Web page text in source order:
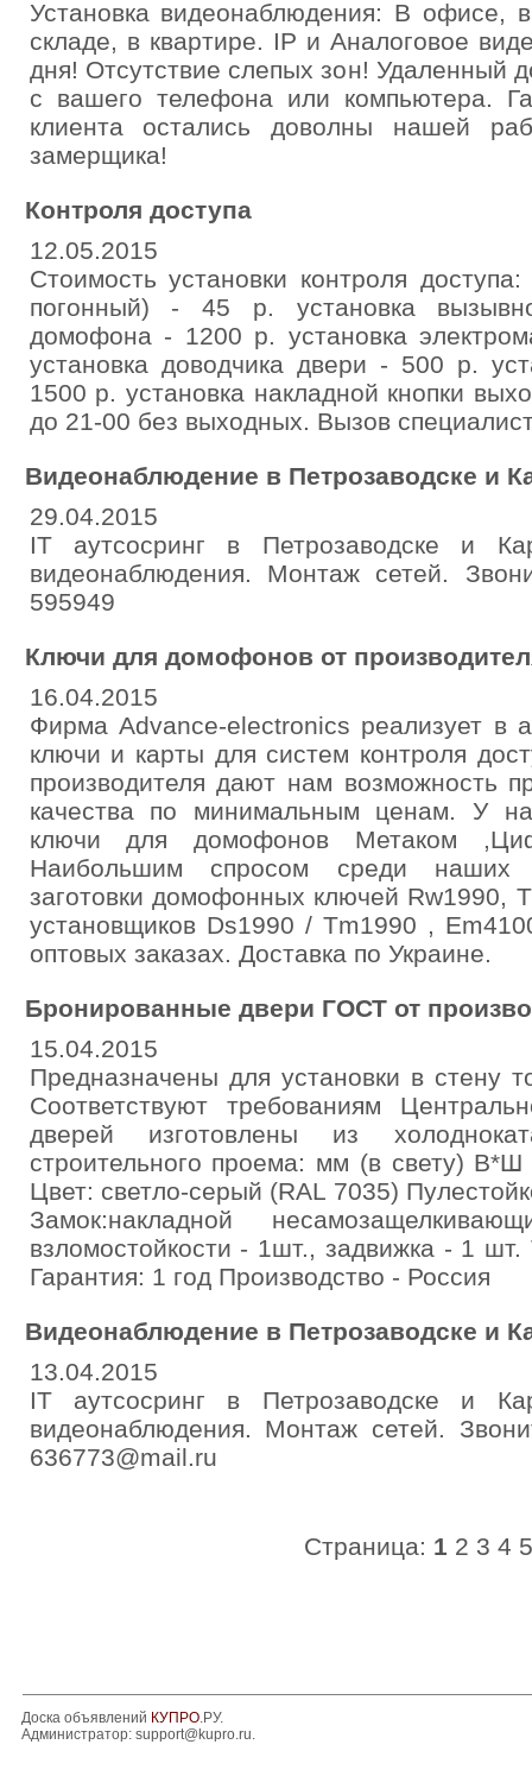
Установка видеонаблюдения: В офисе,
складе, в квартире. IP и Аналоговое
дня! Отсутствие слепых зон! Удаленный
с вашего телефона или компьютера.
клиента остались доволны нашей
замерщика!
Контроля доступа
12.05.2015
Стоимость установки контроля
погонный) - 45 р. установка
домофона - 1200 р. установка
установка доводчика двери - 500 р.
1500 р. установка накладной кнопки
до 21-00 без выходных. Вызов
Видеонаблюдение в Петрозаводске и
29.04.2015
IT аутсосринг в Петрозаводске и
видеонаблюдения. Монтаж сетей.
595949
Ключи для домофонов от
16.04.2015
Фирма Advance-electronics реализует в
ключи и карты для систем контроля
производителя дают нам возможность
качества по минимальным ценам. У
ключи для домофонов Метаком
Наибольшим спросом среди наших
заготовки домофонных ключей Rw1990,
установщиков Ds1990 / Tm1990 ,
оптовых заказах. Доставка по Украине.
Бронированные двери ГОСТ от
15.04.2015
Предназначены для установки в стену
Соответствуют требованиям
дверей изготовлены из
строительного проема: мм (в свету)
Цвет: светло-серый (RAL 7035)
Замок:накладной
взломостойкости - 1шт., задвижка - 1
Гарантия: 1 год Производство - Россия
Видеонаблюдение в Петрозаводске и
13.04.2015
IT аутсосринг в Петрозаводске и
видеонаблюдения. Монтаж сетей.
636773@mail.ru
Страница: 1 2 3 4 5
Доска объявлений КУПРО.РУ.
Администратор: support@kupro.ru.